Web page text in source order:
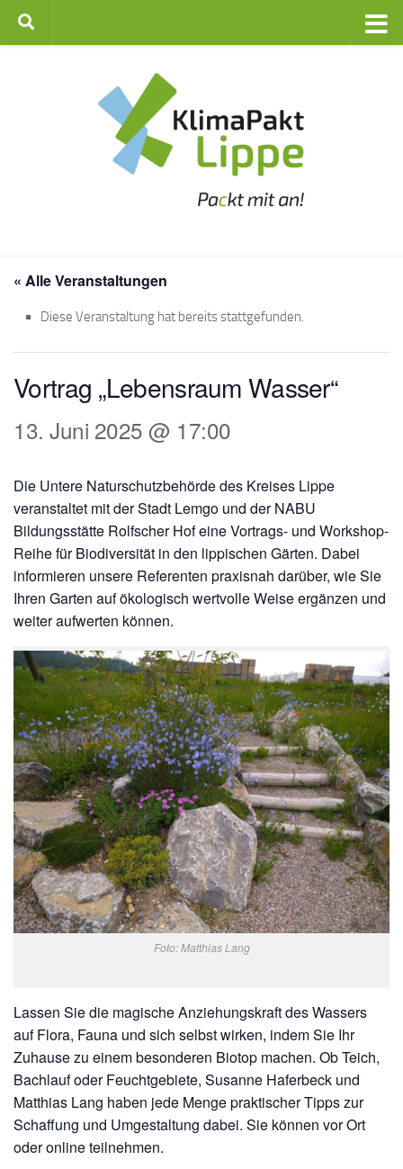
Zum Inhalt springen
« Alle Veranstaltungen
Diese Veranstaltung hat bereits stattgefunden.
Vortrag „Lebensraum Wasser“
13. Juni 2025 @ 17:00
Die Untere Naturschutzbehörde des Kreises Lippe
veranstaltet mit der Stadt Lemgo und der NABU
Bildungsstätte Rolfscher Hof eine Vortrags- und Workshop-
Reihe für Biodiversität in den lippischen Gärten. Dabei
informieren unsere Referenten praxisnah darüber, wie Sie
Ihren Garten auf ökologisch wertvolle Weise ergänzen und
weiter aufwerten können.
Foto: Matthias Lang
Lassen Sie die magische Anziehungskraft des Wassers
auf Flora, Fauna und sich selbst wirken, indem Sie Ihr
Zuhause zu einem besonderen Biotop machen. Ob Teich,
Bachlauf oder Feuchtgebiete, Susanne Haferbeck und
Matthias Lang haben jede Menge praktischer Tipps zur
Schaffung und Umgestaltung dabei. Sie können vor Ort
oder online teilnehmen.